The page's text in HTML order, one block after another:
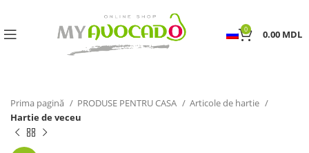
0 0.00 MDL
Prima pagină PRODUSE PENTRU CASA
Articole de hartie
Hartie de veceu